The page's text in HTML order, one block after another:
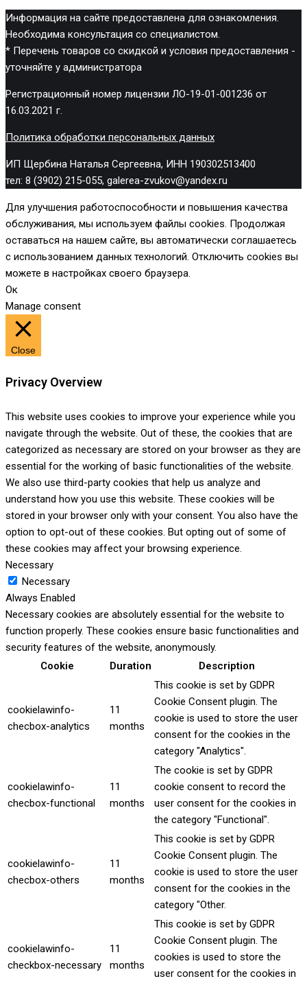
Информация на сайте предоставлена для ознакомления.
Необходима консультация со специалистом.
* Перечень товаров со скидкой и условия предоставления -
уточняйте у администратора
Регистрационный номер лицензии ЛО-19-01-001236 от
16.03.2021 г.
Политика обработки персональных данных
ИП Щербина Наталья Сергеевна, ИНН 190302513400
тел: 8 (3902) 215-055, galerea-zvukov@yandex.ru
Для улучшения работоспособности и повышения качества
обслуживания, мы используем файлы cookies. Продолжая
оставаться на нашем сайте, вы автоматически соглашаетесь
с использованием данных технологий. Отключить cookies вы
можете в настройках своего браузера.
Ок
Manage consent
Close
Privacy Overview
This website uses cookies to improve your experience while you
navigate through the website. Out of these, the cookies that are
categorized as necessary are stored on your browser as they are
essential for the working of basic functionalities of the website.
We also use third-party cookies that help us analyze and
understand how you use this website. These cookies will be
stored in your browser only with your consent. You also have the
option to opt-out of these cookies. But opting out of some of
these cookies may affect your browsing experience.
Necessary
Necessary
Always Enabled
Necessary cookies are absolutely essential for the website to
function properly. These cookies ensure basic functionalities and
security features of the website, anonymously.
Cookie
Duration Description
cookielawinfo-
checbox-analytics
11
months
This cookie is set by GDPR
Cookie Consent plugin. The
cookie is used to store the user
consent for the cookies in the
category "Analytics".
cookielawinfo-
checbox-functional
11
months
The cookie is set by GDPR
cookie consent to record the
user consent for the cookies in
the category "Functional".
cookielawinfo-
checbox-others
11
months
This cookie is set by GDPR
Cookie Consent plugin. The
cookie is used to store the user
consent for the cookies in the
category "Other.
cookielawinfo-
checkbox-necessary
11
months
This cookie is set by GDPR
Cookie Consent plugin. The
cookies is used to store the
user consent for the cookies in